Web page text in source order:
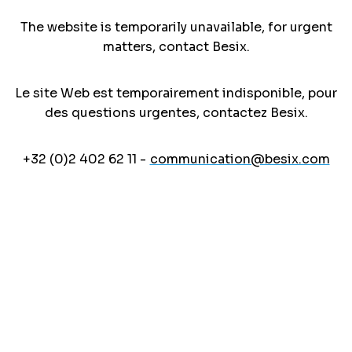
The website is temporarily unavailable, for urgent
matters, contact Besix.
Le site Web est temporairement indisponible, pour
des questions urgentes, contactez Besix.
+32 (0)2 402 62 11 - communication@besix.com